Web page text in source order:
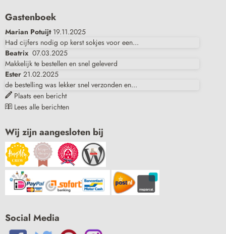
Gastenboek
Marian Potuijt 19.11.2025
Had cijfers nodig op kerst sokjes voor een...
Beatrix 07.03.2025
Makkelijk te bestellen en snel geleverd
Ester 21.02.2025
de bestelling was lekker snel verzonden en...
Plaats een bericht
Lees alle berichten
Wij zijn aangesloten bij
Social Media